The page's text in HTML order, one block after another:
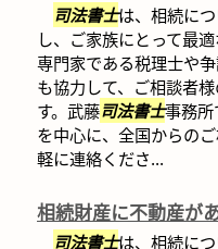
司法書士は、相続に
し、ご家族にとって最
専門家である税理士や
も協力して、ご相談者
す。武藤司法書士事務
を中心に、全国からの
軽に連絡くださ...
相続財産に不動産が
司法書士は、相続に